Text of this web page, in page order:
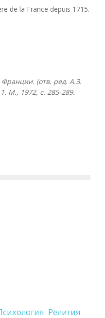
de la France depuis 1715.
(отв. ред. А.З.
М., 1972, с. 285-289.
Религия